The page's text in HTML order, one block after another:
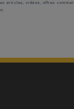
vidéos, offres